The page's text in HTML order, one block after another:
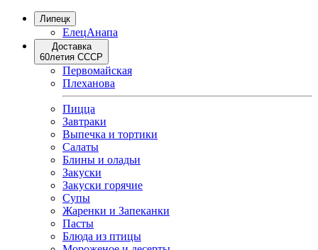
Липецк
ЕлецАнапа
Доставка
60летия СССР
Первомайская
Плеханова
Пицца
Завтраки
Выпечка и тортики
Салаты
Блины и оладьи
Закуски
Закуски горячие
Супы
Жаренки и Запеканки
Пасты
Блюда из птицы